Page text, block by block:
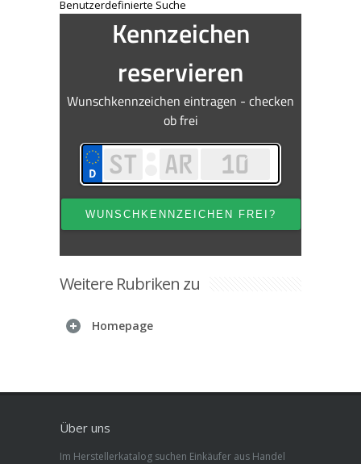
Benutzerdefinierte Suche
Weitere Rubriken zu
Homepage
Über uns
Im Herstellerkatalog suchen Einkäufer aus Handel